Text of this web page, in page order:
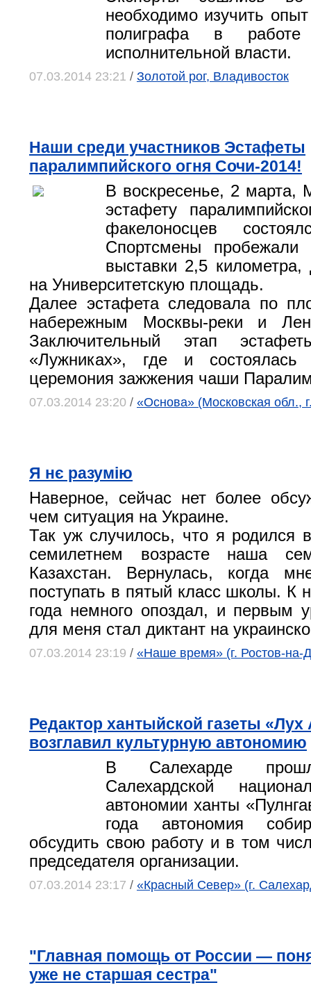
необходимо изучить
полиграфа в
исполнительной власти.
07.03.2014 23:21 / Золотой рог, Владивосток
Наши среди участников Эстафеты
паралимпийского огня Сочи-2014!
В воскресенье, 2 марта,
эстафету
факелоносцев
Спортсмены пробежали
выставки 2,5 километра,
на Университетскую площадь.
Далее эстафета следовала по
набережным Москвы-реки и
Заключительный этап
«Лужниках», где и состоялась
церемония зажжения чаши
07.03.2014 23:20 / «Основа» (Московская обл.,
Я нє разумiю
Наверное, сейчас нет более
чем ситуация на Украине.
Так уж случилось, что я родился
семилетнем возрасте наша
Казахстан. Вернулась, когда
поступать в пятый класс школы. К
года немного опоздал, и первым
для меня стал диктант на
07.03.2014 23:19 / «Наше время» (г. Ростов-на-
Редактор хантыйской газеты «Лух
возглавил культурную автономию
В Салехарде
Салехардской
автономии ханты
года автономия
обсудить свою работу и в том
председателя организации.
07.03.2014 23:17 / «Красный Север» (г.
"Главная помощь от России —
уже не старшая сестра"